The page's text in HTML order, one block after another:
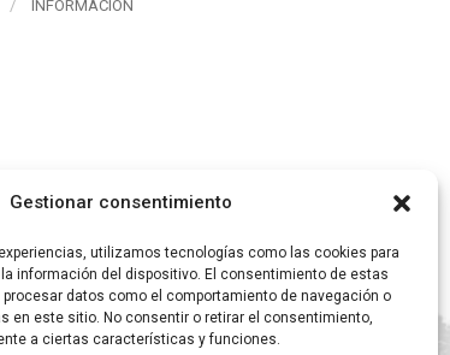
Gestionar consentimiento
utilizamos tecnologías como las cookies para
información del dispositivo. El consentimiento de estas
datos como el comportamiento de navegación o
en este sitio. No consentir o retirar el consentimiento,
a ciertas características y funciones.
INFORMACIÓN